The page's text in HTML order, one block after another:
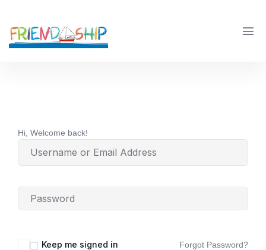
Hi, Welcome back!
Keep me signed in Forgot Password?